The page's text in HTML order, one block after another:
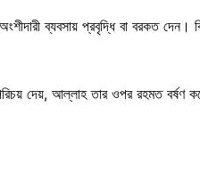
ব্যবসায় প্রবৃদ্ধি বা বরকত
দেয়, আল্লাহ তার ওপর রহমত বর্ষণ